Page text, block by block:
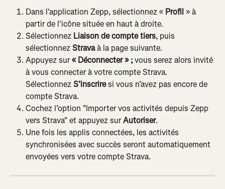
Dans l'application Zepp, sélectionnez « Profil » à
partir de l'icône située en haut à droite.
Sélectionnez Liaison de compte tiers, puis
sélectionnez Strava à la page suivante.
Appuyez sur « Déconnecter » ; vous serez alors invité
à vous connecter à votre compte Strava.
Sélectionnez S’inscrire si vous n’avez pas encore de
compte Strava.
Cochez l’option "Importer vos activités depuis Zepp
vers Strava" et appuyez sur Autoriser.
Une fois les applis connectées, les activités
synchronisées avec succès seront automatiquement
envoyées vers votre compte Strava.